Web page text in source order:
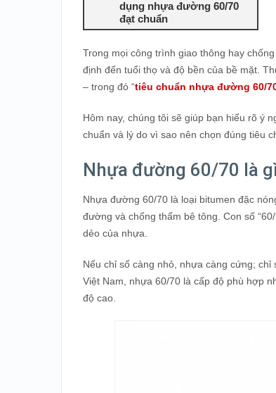
dụng nhựa đường 60/70
đạt chuẩn
Trong mọi công trình giao thông hay
định đến tuổi thọ và độ bền của bề mặt.
– trong đó “tiêu chuẩn nhựa đường 60/
Hôm nay, chúng tôi sẽ giúp bạn hiểu rõ ý
chuẩn và lý do vì sao nên chọn đúng tiêu
Nhựa đường 60/70 là
Nhựa đường 60/70 là loại bitumen đặc
đường và chống thấm bê tông. Con số
dẻo của nhựa.
Nếu chỉ số càng nhỏ, nhựa càng cứng;
Việt Nam, nhựa 60/70 là cấp độ phù hợp
độ cao.